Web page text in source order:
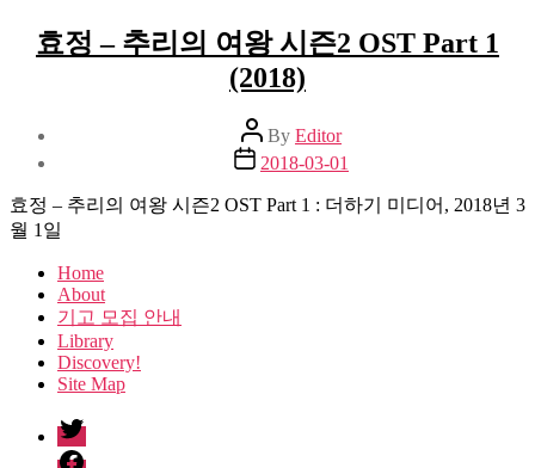
효정 – 추리의 여왕 시즌2 OST Part 1
(2018)
Post
author
By Editor
Post
date
2018-03-01
효정 – 추리의 여왕 시즌2 OST Part 1 : 더하기 미디어, 2018년 3
월 1일
Home
About
기고 모집 안내
Library
Discovery!
Site Map
twitter
facebook